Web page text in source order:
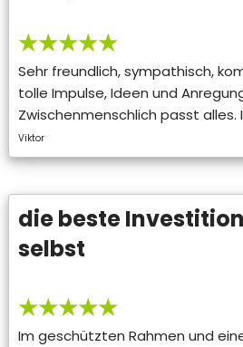
★★★★★
Sehr freundlich, sympathisch,
tolle Impulse, Ideen und
Zwischenmenschlich passt alles.
Viktor
die beste
selbst
★★★★★
Im geschützten Rahmen und